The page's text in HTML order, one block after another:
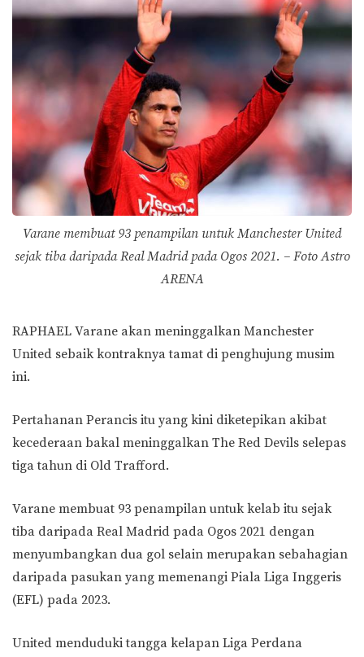
Varane membuat 93 penampilan untuk Manchester United
sejak tiba daripada Real Madrid pada Ogos 2021. – Foto Astro
ARENA
RAPHAEL Varane akan meninggalkan Manchester
United sebaik kontraknya tamat di penghujung musim
ini.
Pertahanan Perancis itu yang kini diketepikan akibat
kecederaan bakal meninggalkan The Red Devils selepas
tiga tahun di Old Trafford.
Varane membuat 93 penampilan untuk kelab itu sejak
tiba daripada Real Madrid pada Ogos 2021 dengan
menyumbangkan dua gol selain merupakan sebahagian
daripada pasukan yang memenangi Piala Liga Inggeris
(EFL) pada 2023.
United menduduki tangga kelapan Liga Perdana